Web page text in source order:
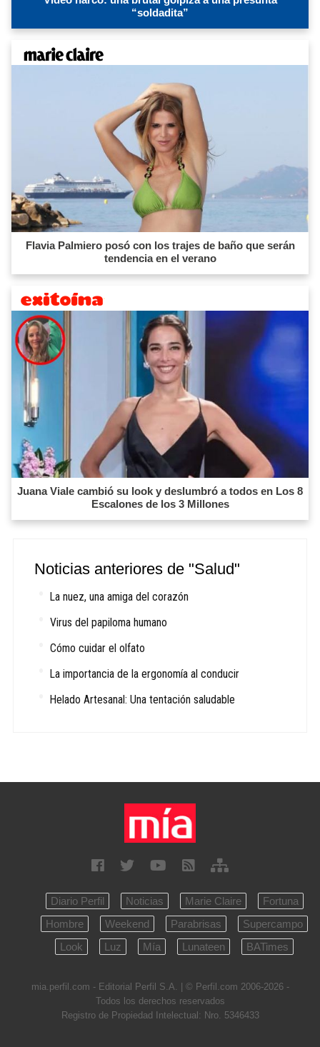
“soldadita”
Flavia Palmiero posó con los trajes de baño que serán
tendencia en el verano
Juana Viale cambió su look y deslumbró a todos en Los 8
Escalones de los 3 Millones
Noticias anteriores de "Salud"
La nuez, una amiga del corazón
Virus del papiloma humano
Cómo cuidar el olfato
La importancia de la ergonomía al conducir
Helado Artesanal: Una tentación saludable
Diario Perfil Noticias Marie Claire
Fortuna
Hombre
Weekend Parabrisas
Supercampo
Look
Luz Mía Lunateen BATimes
mia.perfil.com - Editorial Perfil S.A. | © Perfil.com 2006-2026 -
Todos los derechos reservados
Registro de Propiedad Intelectual: Nro. 5346433